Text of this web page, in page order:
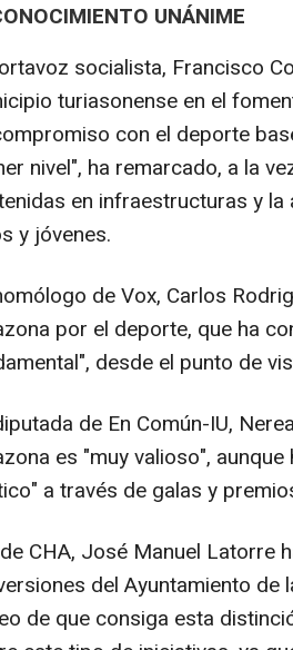
UNÁNIME
socialista, Francisco
turiasonense en el
con el deporte
nivel", ha remarcado, a la
en infraestructuras y
y jóvenes.
de Vox, Carlos
por el deporte, que ha
desde el punto de
de En Común-IU,
es "muy valioso",
a través de galas y
CHA, José Manuel Latorre
del Ayuntamiento de
de que consiga esta